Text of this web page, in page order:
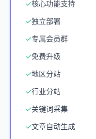
✓核心功能支持
✓独立部署
✓专属会员群
✓免费升级
✓地区分站
✓行业分站
✓关键词采集
✓文章自动生成